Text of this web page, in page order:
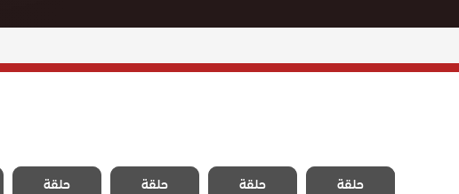
مسلسل الزوجة
الاخري الحلقة
حلقة
مسلسل الزوجة
الاخري الحلقة
حلقة
مسلسل الزوجة
الاخري الحلقة
حلقة
مسلسل الزوجة
الاخري الحلقة
حلقة